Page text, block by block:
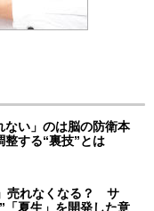
ない」のは脳の防衛本
する“裏技”とは
売れなくなる？ サ
「夏生」を開発した意